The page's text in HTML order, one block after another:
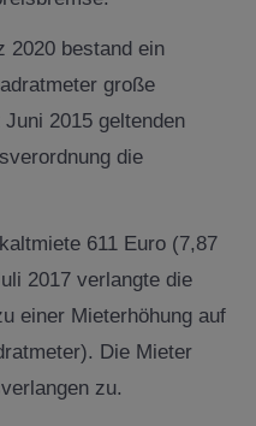
2020 bestand ein
große
2015 geltenden
die
611 Euro (7,87
2017 verlangte die
einer Mieterhöhung auf
Die Mieter
zu.